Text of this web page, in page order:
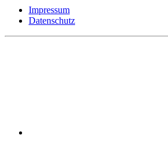
Impressum
Datenschutz